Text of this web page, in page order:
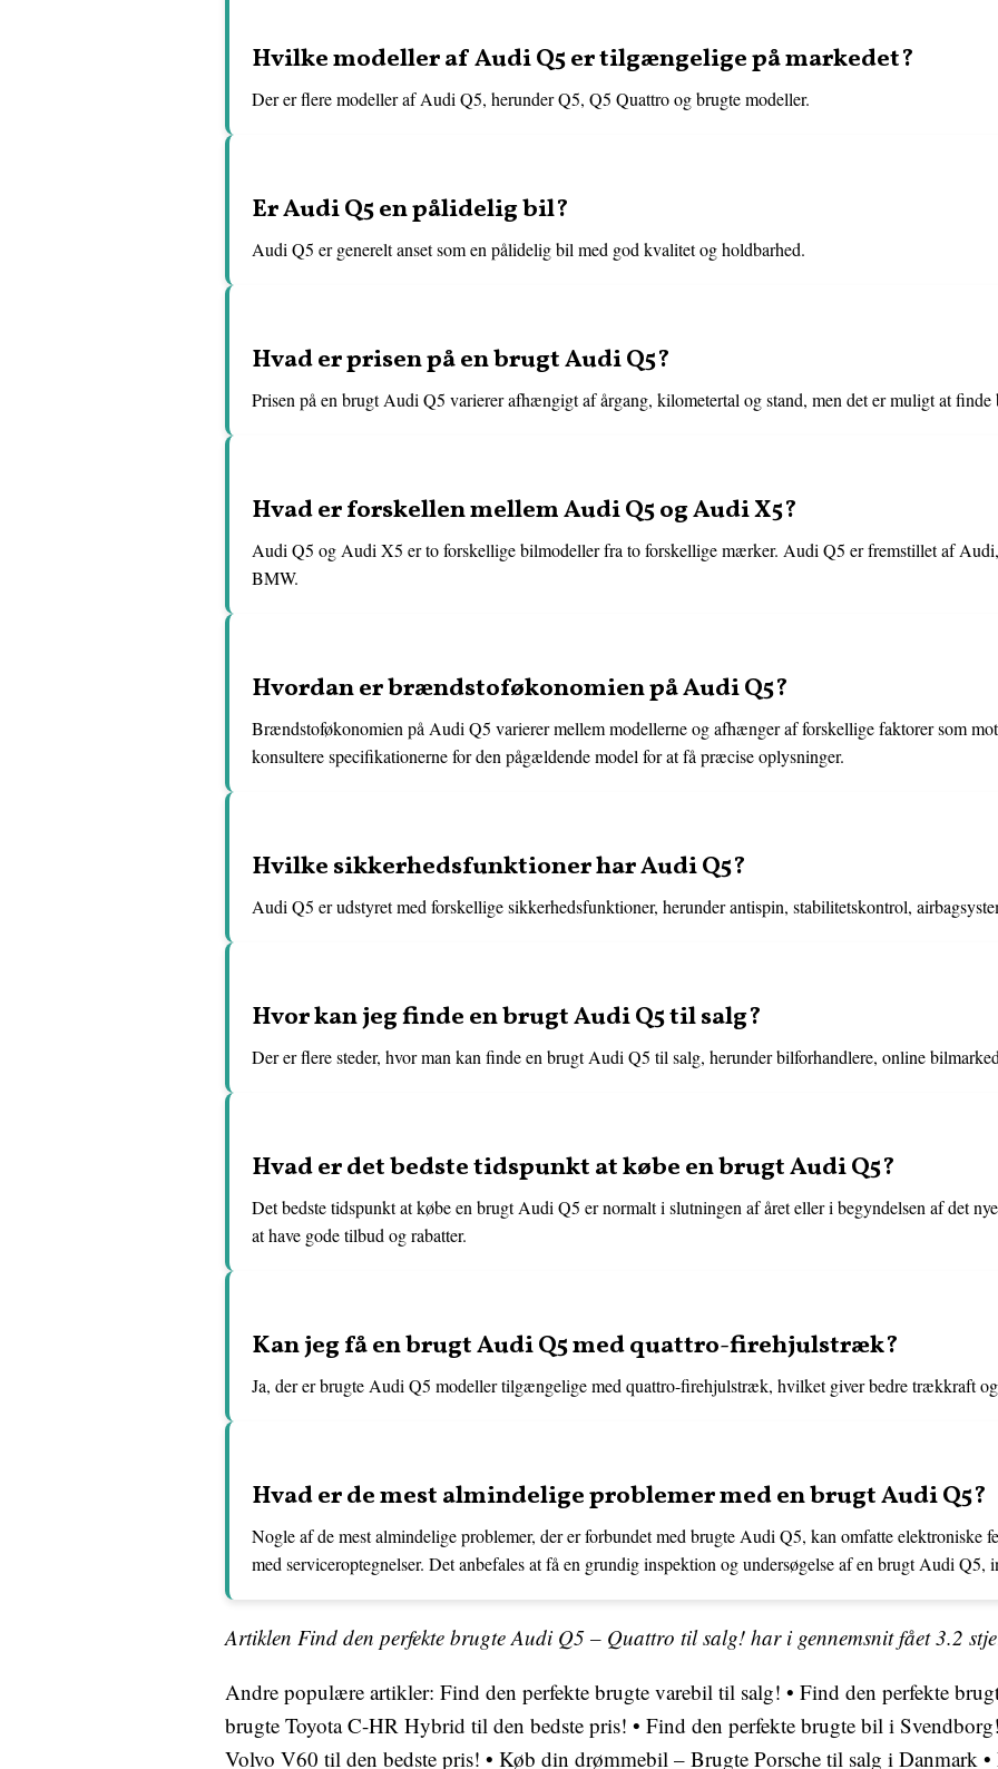
Hvilke modeller af Audi Q5 er tilgængelige på markedet?
Der er flere modeller af Audi Q5, herunder Q5, Q5 Quattro og brugte modeller.
Er Audi Q5 en pålidelig bil?
Audi Q5 er generelt anset som en pålidelig bil med god kvalitet og holdbarhed.
Hvad er prisen på en brugt Audi Q5?
Prisen på en brugt Audi Q5 varierer afhængigt af årgang, kilometertal og stand, men det er muligt at
Hvad er forskellen mellem Audi Q5 og Audi X5?
Audi Q5 og Audi X5 er to forskellige bilmodeller fra to forskellige mærker. Audi Q5 er fremstillet af
BMW.
Hvordan er brændstoføkonomien på Audi Q5?
Brændstoføkonomien på Audi Q5 varierer mellem modellerne og afhænger af forskellige faktorer som
konsultere specifikationerne for den pågældende model for at få præcise oplysninger.
Hvilke sikkerhedsfunktioner har Audi Q5?
Audi Q5 er udstyret med forskellige sikkerhedsfunktioner, herunder antispin, stabilitetskontrol,
Hvor kan jeg finde en brugt Audi Q5 til salg?
Der er flere steder, hvor man kan finde en brugt Audi Q5 til salg, herunder bilforhandlere, online
Hvad er det bedste tidspunkt at købe en brugt Audi Q5?
Det bedste tidspunkt at købe en brugt Audi Q5 er normalt i slutningen af året eller i begyndelsen af det
at have gode tilbud og rabatter.
Kan jeg få en brugt Audi Q5 med quattro-firehjulstræk?
Ja, der er brugte Audi Q5 modeller tilgængelige med quattro-firehjulstræk, hvilket giver bedre trækkraft
Hvad er de mest almindelige problemer med en brugt Audi Q5?
Nogle af de mest almindelige problemer, der er forbundet med brugte Audi Q5, kan omfatte elektroniske
med serviceroptegnelser. Det anbefales at få en grundig inspektion og undersøgelse af en brugt Audi Q5,
Artiklen Find den perfekte brugte Audi Q5 – Quattro til salg! har i gennemsnit fået3.2
Andre populære artikler: Find den perfekte brugte varebil til salg! • Find den perfekte
brugte Toyota C-HR Hybrid til den bedste pris! • Find den perfekte brugte bil i
Volvo V60 til den bedste pris! • Køb din drømmebil – Brugte Porsche til salg i Danmark •